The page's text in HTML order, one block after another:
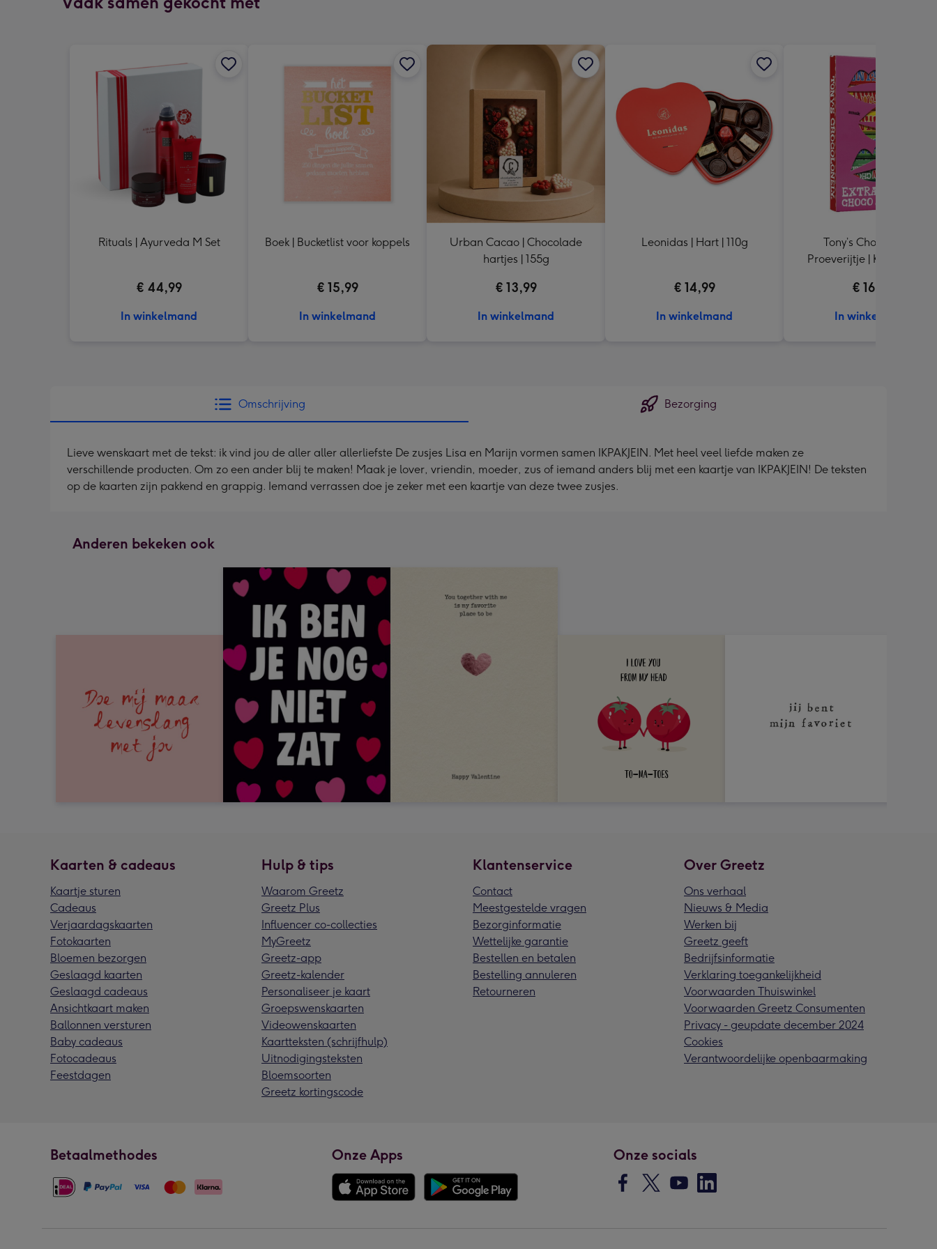
240
mm
Rituals | Ayurveda M Set
€ 44,99
In winkelmand
Boek | Bucketlist voor koppels
€ 15,99
In winkelmand
Urban Cacao | Chocolade
hartjes | 155g
€ 13,99
In winkelmand
Leonidas | Hart | 110g
€ 14,99
In winkelmand
Tony’s Chocolonely |
Proeverijtje | Kusjes |
€ 16,99
In winkelmand
Omschrijving Bezorging
Lieve wenskaart met de tekst: ik vind jou de aller aller allerliefste De zusjes Lisa en Marijn vormen samen IKPAKJEIN. Met heel veel liefde maken ze
verschillende producten. Om zo een ander blij te maken! Maak je lover, vriendin, moeder, zus of iemand anders blij met een kaartje van IKPAKJEIN! De teksten
op de kaarten zijn pakkend en grappig. Iemand verrassen doe je zeker met een kaartje van deze twee zusjes.
Anderen bekeken ook
Kaarten & cadeaus
Kaartje sturen
Cadeaus
Verjaardagskaarten
Fotokaarten
Bloemen bezorgen
Geslaagd kaarten
Geslaagd cadeaus
Ansichtkaart maken
Ballonnen versturen
Baby cadeaus
Fotocadeaus
Feestdagen
Hulp & tips
Waarom Greetz
Greetz Plus
Influencer co-collecties
MyGreetz
Greetz-app
Greetz-kalender
Personaliseer je kaart
Groepswenskaarten
Videowenskaarten
Kaartteksten (schrijfhulp)
Uitnodigingsteksten
Bloemsoorten
Greetz kortingscode
Klantenservice
Contact
Meestgestelde vragen
Bezorginformatie
Wettelijke garantie
Bestellen en betalen
Bestelling annuleren
Retourneren
Over Greetz
Ons verhaal
Nieuws & Media
Werken bij
Greetz geeft
Bedrijfsinformatie
Verklaring toegankelijkheid
Voorwaarden Thuiswinkel
Voorwaarden Greetz Consumenten
Privacy - geupdate december 2024
Cookies
Verantwoordelijke openbaarmaking
Betaalmethodes Onze Apps Onze socials